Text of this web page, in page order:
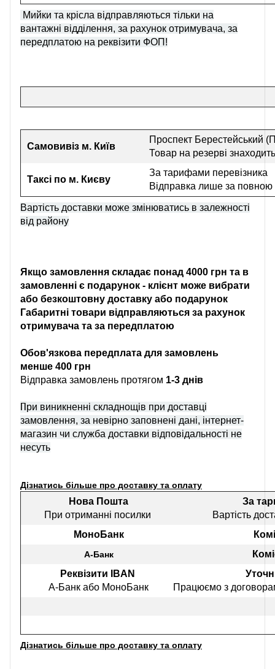
Мийки та крісла відправляються тільки на
вантажні відділення, за рахунок отримувача, за
передплатою на реквізити ФОП!
Самовивіз м. Київ
Проспект Берестейський
Товар на резерві
Таксі по м. Києву
За тарифами перевізника
Відправка лише за
Вартість доставки може змінюватись в залежності
від району
Якщо замовлення складає понад 4000 грн та в
замовленні є подарунок - клієнт може вибрати
або безкоштовну доставку або подарунок
Габаритні товари відправляються за рахунок
отримувача та за передплатою
Обов'язкова передплата для замовлень
менше 400 грн
Відправка замовлень протягом 1-3 днів
П ри виникненні складнощів при доставці
замовлення, за невірно заповнені дані, інтернет-
магазин чи служба доставки відповідальності не
несуть
Дізнатись більше про доставку та оплату
Нова Пошта
При отриманні посилки
За
Вартість
МоноБанк
А-Банк
Реквізити IBAN
А-Банк або МоноБанк
Працюємо з
Дізнатись більше про доставку та оплату